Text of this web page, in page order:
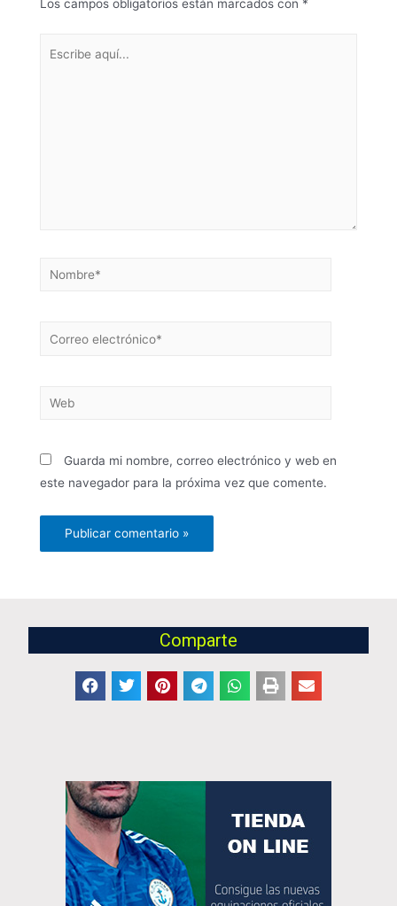
Los campos obligatorios están marcados con *
Guarda mi nombre, correo electrónico y web en
este navegador para la próxima vez que comente.
Comparte